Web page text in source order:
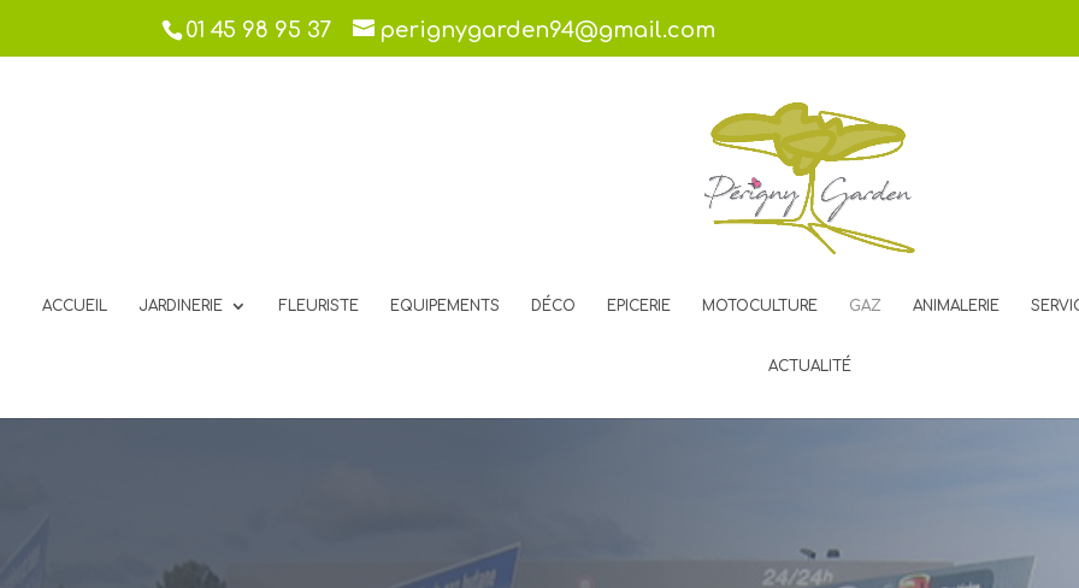
01 45 98 95 37 perignygarden94@gmail.com
ACCUEIL JARDINERIE FLEURISTE EQUIPEMENTS DÉCO EPICERIE MOTOCULTURE GAZ ANIMALERIE
ACTUALITÉ